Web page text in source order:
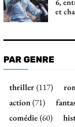
6,
et
PAR GENRE
thriller(117)
action(71)
comédie(60)